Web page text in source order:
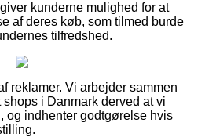
kunderne mulighed for at
af deres køb, som tilmed burde
tilfredshed.
reklamer. Vi arbejder sammen
i Danmark derved at vi
og indhenter godtgørelse hvis